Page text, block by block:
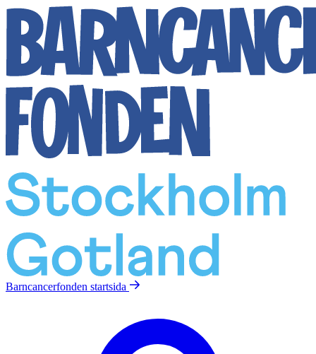
Barncancerfonden startsida